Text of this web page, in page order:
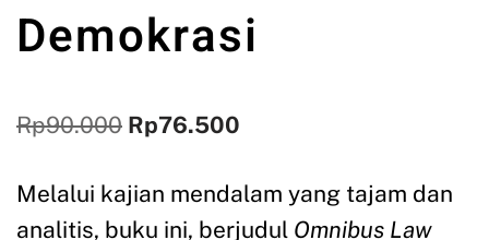
Demokrasi
Rp90.000 Rp76.500
Melalui kajian mendalam yang tajam dan
analitis, buku ini, berjudul Omnibus Law